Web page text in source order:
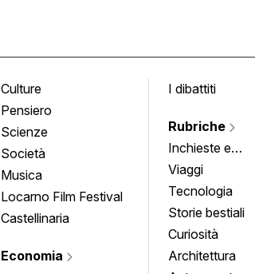
Culture
Pensiero
Scienze
Società
Musica
Locarno Film Festival
Castellinaria
Economia
I dibattiti
Rubriche
Inchieste e
approfondimenti
Viaggi
Tecnologia
Storie bestiali
Curiosità
Architettura